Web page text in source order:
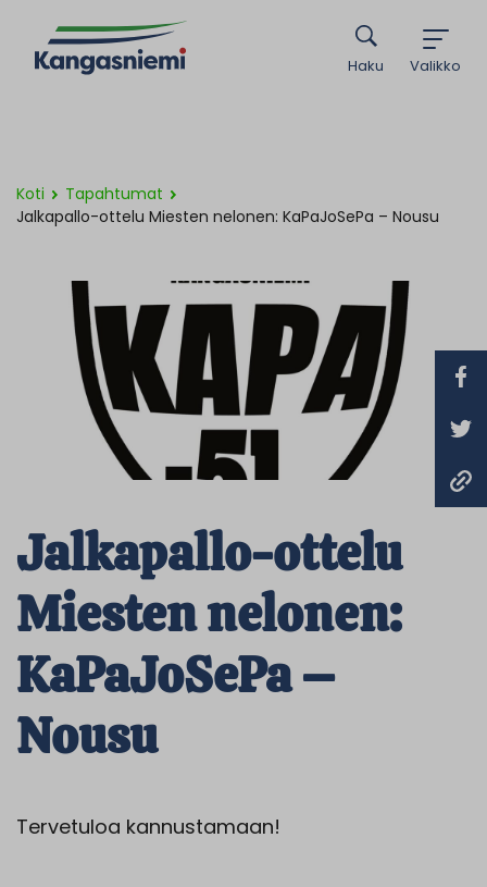
Valikko
Haku
Koti
Tapahtumat
Jalkapallo-ottelu Miesten nelonen: KaPaJoSePa – Nousu
Jalkapallo-ottelu
Miesten nelonen:
KaPaJoSePa –
Nousu
Tervetuloa kannustamaan!